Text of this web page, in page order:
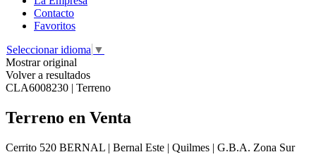
Contacto
Favoritos
Seleccionar idioma ▼
Mostrar original
Volver a resultados
CLA6008230 | Terreno
Terreno en Venta
Cerrito 520 BERNAL | Bernal Este | Quilmes | G.B.A. Zona Sur